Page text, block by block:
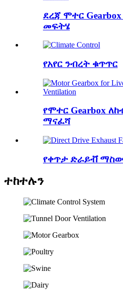
ደረጃ ሞተር
መፍትሄ
የአየር ንብረት ቁጥጥር
የሞተር Gearbox
ማናፈሻ
የቀጥታ ድራይቭ
ተከተሉን